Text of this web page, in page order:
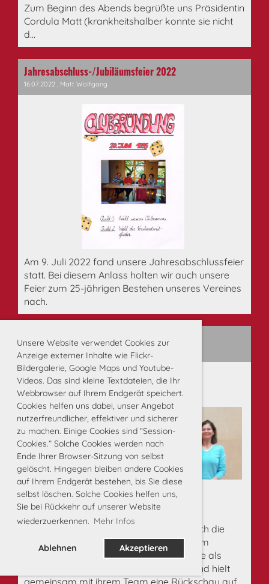
Unsere Website verwendet Cookies zur
Anzeige externer Inhalte wie Flickr-
Bildergalerie, Google Maps und Youtube-
Videos. Das sind kleine Textdateien, die Ihr
Webbrowser auf Ihrem Endgerät speichert.
Cookies helfen uns dabei, unser Angebot
nutzerfreundlicher, effektiver und sicherer
zu machen. Einige Cookies sind “Session-
Cookies.” Solche Cookies werden nach
Ende Ihrer Browser-Sitzung von selbst
gelöscht. Hingegen bleiben andere Cookies
auf Ihrem Endgerät bestehen, bis Sie diese
selbst löschen. Solche Cookies helfen uns,
Sie bei Rückkehr auf unserer Website
wiederzuerkennen. Mehr Infos
Ablehnen Akzeptieren
Zum Beginn des Abends begrüßte uns Präsidentin
Cordula Matt (krankheitshalber konnte sie nicht
d...
Jahresabschluss-/Jubiläumsfeier 2022
16.07.2022 , Matt Wolfgang
Am 9. Juli 2022 fand unsere Jahresabschlussfeier
statt. Bei diesem Anlass holten wir auch unsere
Feier zum 25-jährigen Bestehen unseres Vereines
nach.
Neuer Vorstand gewählt
29.03.2022 , Wieland Martin
Am 24. März 2022 konnten wir nun endlich die
JHV 2021 mit Neuwahlen im Pfarrzentrum
Altenstadt abhalten. Petra Walliser führte als
Interims-Präsidentin durch den Abend und hielt
gemeinsam mit ihrem Team eine Rückschau auf